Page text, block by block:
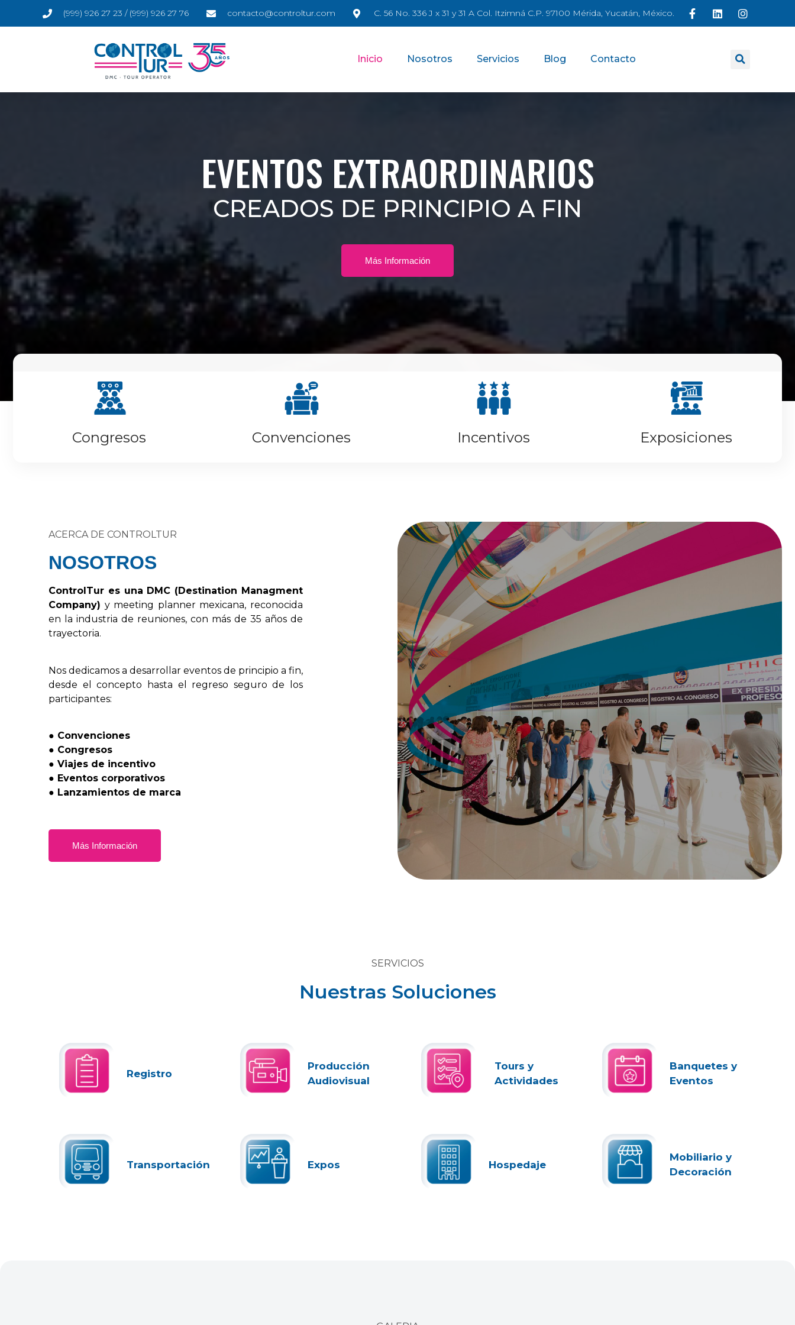
(999) 926 27 23 / (999) 926 27 76 contacto@controltur.com C. 56 No. 336 J x 31 y 31 A Col. Itzimná C.P. 97100 Mérida, Yucatán, México.
Inicio Nosotros Servicios Blog Contacto
EVENTOS EXTRAORDINARIOS
CREADOS DE PRINCIPIO A FIN
Más Información
Congresos Convenciones Incentivos Exposiciones
ACERCA DE CONTROLTUR
NOSOTROS
Control Tur es una DMC (Destination Managment
Company) y meeting planner mexicana, reconocida
en
la industria de reuniones, con más de 35 años de
trayectoria.
Nos dedicamos a desarrollar eventos de principio a fin,
desde el concepto hasta el regreso seguro de
los
participantes:
● Convenciones
● Congresos
● Viajes de incentivo
● Eventos corporativos
● Lanzamientos de marca
Más Información
SERVICIOS
Nuestras Soluciones
Registro
Producción
Audiovisual
Tours y
Actividades
Banquetes y
Eventos
Transportación Expos Hospedaje
Mobiliario y
Decoración